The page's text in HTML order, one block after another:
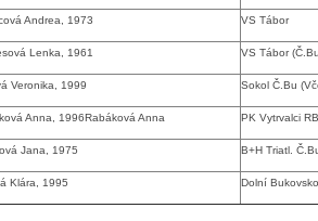
Andrea, 1973 VS Tábor
Lenka, 1961 VS Tábor
Veronika, 1999 Sokol Č.Bu
Anna, 1996Rabáková Anna PK Vytrvalci RB
Jana, 1975 B+H Triatl.
Klára, 1995 Dolní Bukovsko